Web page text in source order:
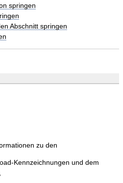
springen
Abschnitt springen
zu den
Kennzeichnungen und dem